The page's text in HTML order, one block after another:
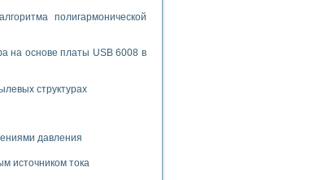
в среде LabVIEW
госуниверситете им. Н.И. Лобачевского
полигармонической
на основе платы USB 6008 в
структурах
давления
источником тока